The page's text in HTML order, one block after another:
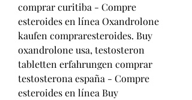
comprar curitiba - Compre
esteroides en línea Oxandrolone
kaufen compraresteroides. Buy
oxandrolone usa, testosteron
tabletten erfahrungen comprar
testosterona españa - Compre
esteroides en línea Buy